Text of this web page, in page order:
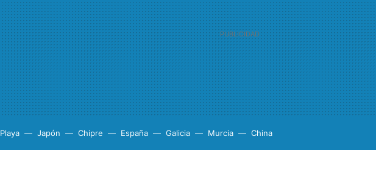
Playa Japón Chipre España Galicia Murcia China